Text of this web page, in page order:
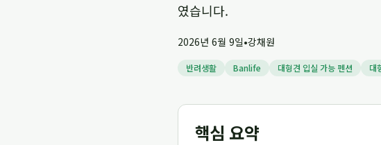
였습니다.
2026년 6월 9일•강채원
반려생활 Banlife 대형견 입실 가능 펜션 대
핵심 요약